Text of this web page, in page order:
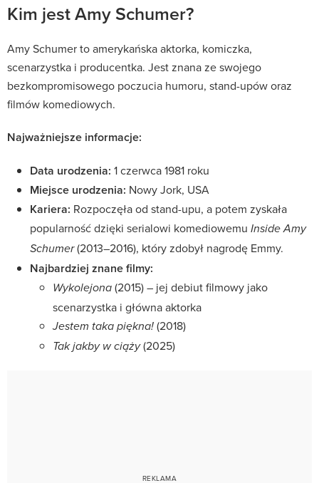
Kim jest Amy Schumer?
Amy Schumer to amerykańska aktorka, komiczka,
scenarzystka i producentka. Jest znana ze swojego
bezkompromisowego poczucia humoru, stand-upów oraz
filmów komediowych.
Najważniejsze informacje:
Data urodzenia: 1 czerwca 1981 roku
Miejsce urodzenia: Nowy Jork, USA
Kariera: Rozpoczęła od stand-upu, a potem zyskała
popularność dzięki serialowi komediowemu Inside Amy
Schumer(2013–2016), który zdobył nagrodę Emmy.
Najbardziej znane filmy:
Wykolejona (2015) – jej debiut filmowy jako
scenarzystka i główna aktorka
Jestem taka piękna! (2018)
Tak jakby w ciąży(2025)